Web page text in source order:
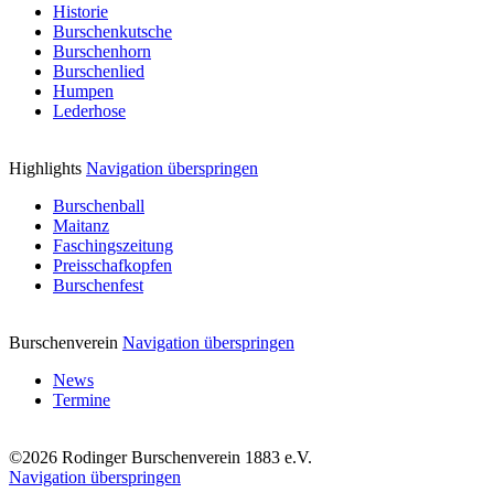
Historie
Burschenkutsche
Burschenhorn
Burschenlied
Humpen
Lederhose
Highlights Navigation überspringen
Burschenball
Maitanz
Faschingszeitung
Preisschafkopfen
Burschenfest
Burschenverein Navigation überspringen
News
Termine
©2026 Rodinger Burschenverein 1883 e.V.
Navigation überspringen